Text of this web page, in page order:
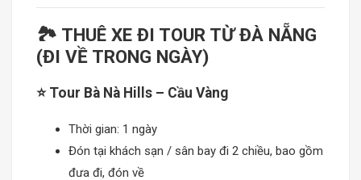
🏞️ THUÊ XE ĐI TOUR TỪ ĐÀ NẴNG
(ĐI VỀ TRONG NGÀY)
⭐ Tour Bà Nà Hills – Cầu Vàng
Thời gian: 1 ngày
Đón tại khách sạn / sân bay đi 2 chiều, bao gồm
đưa đi, đón về